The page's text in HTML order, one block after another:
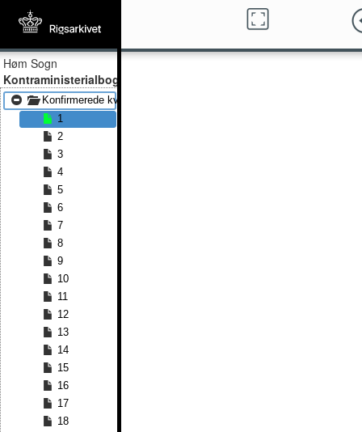
Høm Sogn
Kontraministerialbog
Konfirmerede kvinder 1847 - Konfirmerede kvinder 1890
1
2
3
4
5
6
7
8
9
10
11
12
13
14
15
16
17
18